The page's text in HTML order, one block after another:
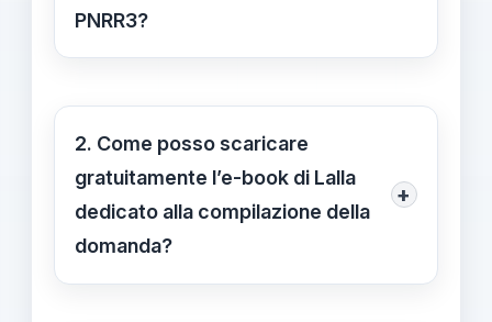
PNRR3?
Le iscrizioni al Concorso Docenti
alle ore 23:59 del 29 ottobre 2025,
come comunicato dal Ministero
dell’Istruzione sul portale INPA.
2. Come posso scaricare
gratuitamente l’e-book di Lalla
dedicato alla compilazione della
domanda?
+
Basta compilare il semplice form di